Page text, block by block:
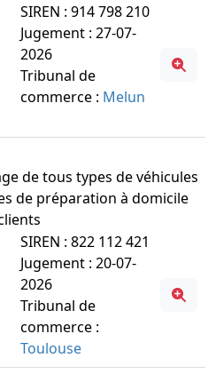
SIREN : 914 798 210
Jugement : 27-07-
2026
Tribunal de
commerce : Melun
de tous types de véhicules
de préparation à domicile
SIREN : 822 112 421
Jugement : 20-07-
2026
Tribunal de
commerce :
Toulouse